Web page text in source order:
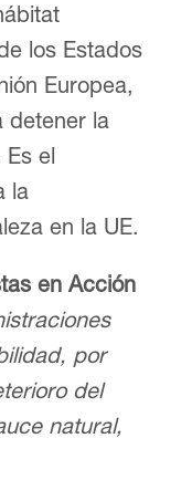
los Estados
Europea,
detener la
el
la
en la UE.
en Acción
por
del
natural,